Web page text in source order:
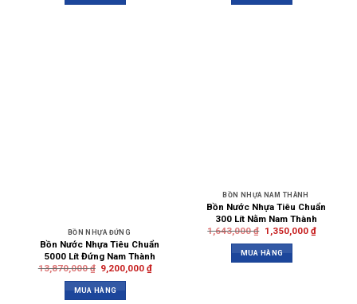
BỒN NHỰA ĐỨNG
Bồn Nước Nhựa Tiêu Chuẩn
5000 Lít Đứng Nam Thành
13,870,000₫ 9,200,000₫
MUA HÀNG
BỒN NHỰA NAM THÀNH
Bồn Nước Nhựa Tiêu Chuẩn
300 Lít Nằm Nam Thành
1,643,000₫ 1,350,000 ₫
MUA HÀNG